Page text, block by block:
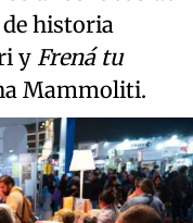
historia
y Frená tu
Mammoliti.